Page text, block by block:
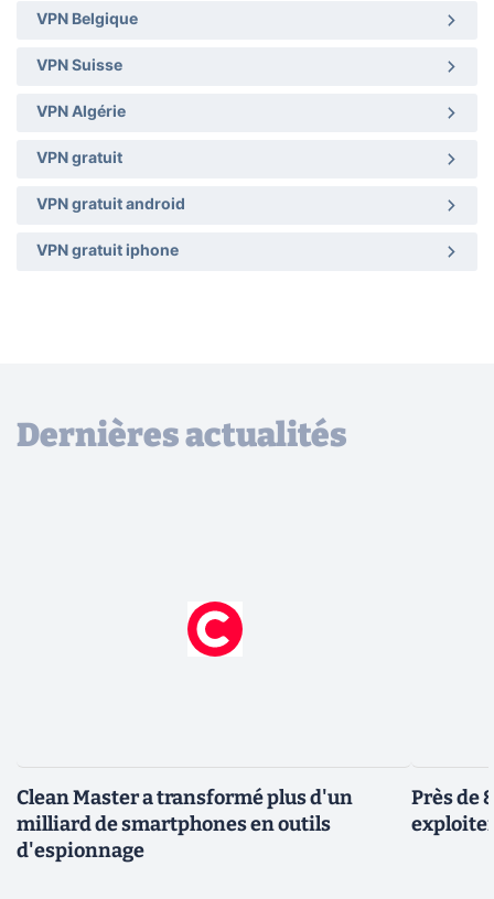
VPN Belgique
VPN Suisse
VPN Algérie
VPN gratuit
VPN gratuit android
VPN gratuit iphone
Dernières actualités
Clean Master a transformé plus d'un
milliard de smartphones en outils
d'espionnage
Près de